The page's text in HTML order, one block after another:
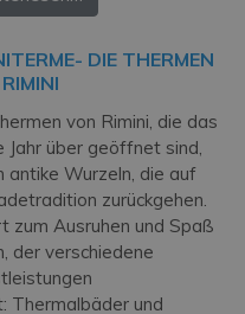
DIE THERMEN
von Rimini, die das
Jahr über geöffnet sind,
antike Wurzeln, die auf
zurückgehen.
zum Ausruhen und Spaß
der verschiedene
Thermalbäder und